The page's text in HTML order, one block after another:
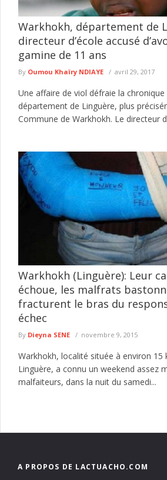
Warkhokh, département de
directeur d’école accusé
gamine de 11 ans
By Oumou Khaïry NDIAYE avril 29, 2017
Une affaire de viol défraie la chronique
département de Linguère, plus
Commune de Warkhokh. Le directeur
Warkhokh (Linguère): Leur
échoue, les malfrats
fracturent le bras du
échec
By Dieyna SENE novembre 9, 2015
Warkhokh, localité située à environ 15
Linguère, a connu un weekend assez
malfaiteurs, dans la nuit du samedi...
A PROPOS DE LACTUACHO.COM